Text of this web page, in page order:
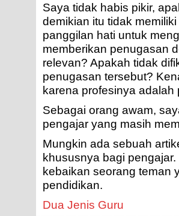
Saya tidak habis pikir,
demikian itu tidak
panggilan hati untuk
memberikan penugasan
relevan? Apakah tidak
penugasan tersebut?
karena profesinya
Sebagai orang awam,
pengajar yang masih
Mungkin ada sebuah
khususnya bagi
kebaikan seorang teman
pendidikan.
Dua Jenis Guru